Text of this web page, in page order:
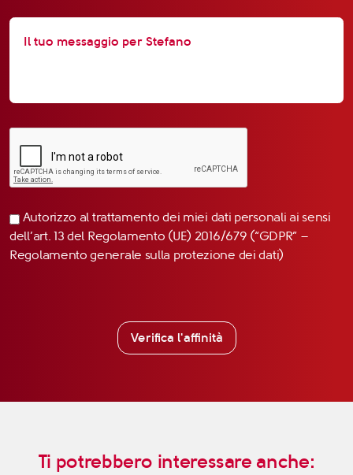
Autorizzo al trattamento dei miei dati personali ai sensi
dell’art. 13 del Regolamento (UE) 2016/679 (“GDPR” –
Regolamento generale sulla protezione dei dati)
Verifica l'affinità
Ti potrebbero interessare anche: